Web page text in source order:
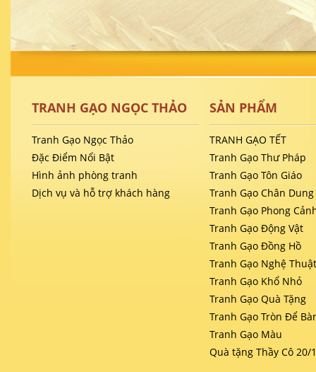
TRANH GẠO NGỌC THẢO
Tranh Gạo Ngọc Thảo
Đặc Điểm Nổi Bật
Hình ảnh phòng tranh
Dịch vụ và hỗ trợ khách hàng
SẢN PHẨM
TRANH GẠO TẾT
Tranh Gạo Thư Pháp
Tranh Gạo Tôn Giáo
Tranh Gạo Chân Dung
Tranh Gạo Phong
Tranh Gạo Động Vật
Tranh Gạo Đồng Hồ
Tranh Gạo Nghệ
Tranh Gạo Khổ Nhỏ
Tranh Gạo Quà Tặng
Tranh Gạo Tròn Để
Tranh Gạo Màu
Quà tặng Thầy Cô 20/